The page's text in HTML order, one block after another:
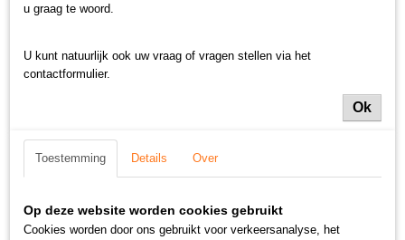
u graag te woord.
U kunt natuurlijk ook uw vraag of vragen stellen via het
contactformulier.
Ok
Toestemming Details Over
Op deze website worden cookies gebruikt
Cookies worden door ons gebruikt voor verkeersanalyse, het